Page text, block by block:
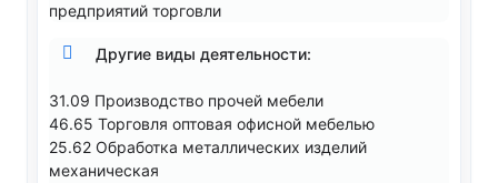
предприятий торговли
Другие виды деятельности:
31.09 Производство прочей мебели
46.65 Торговля оптовая офисной мебелью
25.62 Обработка металлических изделий
механическая